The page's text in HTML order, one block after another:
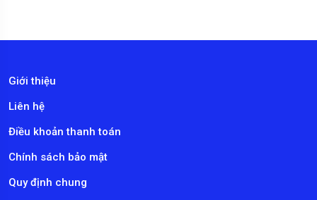
Giới thiệu
Liên hệ
Điều khoản thanh toán
Chính sách bảo mật
Quy định chung